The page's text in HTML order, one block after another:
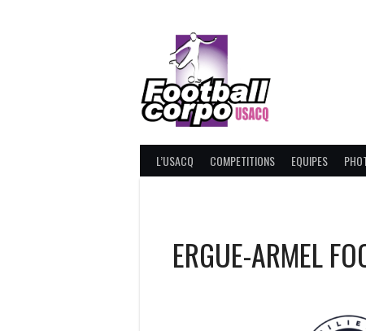
L’USACQ COMPETITIONS EQUIPES
ERGUE-ARMEL